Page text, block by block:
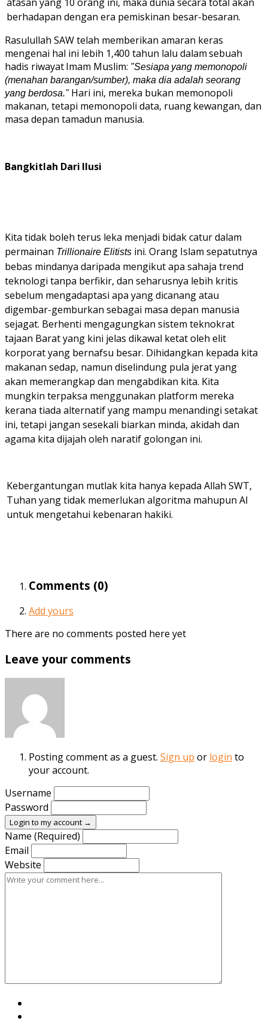
berhadapan dengan era pemiskinan besar-besaran.
Rasulullah SAW telah memberikan amaran keras
mengenai hal ini lebih 1,400 tahun lalu dalamsebuah
hadis riwayatImam Muslim: "Sesiapa yang memonopoli
(menahan barangan/sumber), maka dia adalah seorang
yang berdosa." Hari ini, mereka bukan memonopoli
makanan, tetapi memonopoli data, ruangkewangan, dan
masa depan tamadun manusia.
Bangkitlah Dari Ilusi
Kita tidak boleh terus leka menjadi bidak catur dalam
permainan Trillionaire Elitists ini. Orang Islam sepatutnya
bebas mindanya daripada mengikut apa sahaja trend
teknologi tanpa berfikir, dan seharusnya lebih kritis
sebelum mengadaptasi apa yang dicanang atau
digembar-gemburkan sebagai masa depan manusia
sejagat. Berhenti mengagungkan sistem teknokrat
tajaan Barat yang kini jelas dikawal ketat oleh elit
korporat yang bernafsu besar. Dihidangkan kepada kita
makanan sedap, namun diselindung pula jerat yang
akan memerangkap dan mengabdikan kita. Kita
mungkin terpaksa menggunakan platform mereka
kerana tiada alternatif yang mampu menandingi setakat
ini, tetapi jangan sesekali biarkan minda, akidah dan
agama kita dijajah oleh naratif golongan ini.
Kebergantungan mutlak kita hanya kepada Allah SWT,
Tuhan yang tidak memerlukan algoritma mahupun AI
untuk mengetahui kebenaran hakiki.
Comments (0)
Add yours
There are no comments posted here yet
Leave your comments
Posting comment as a guest. Sign up or login to
your account.
Username
Password
Login to my account →
Name (Required)
Email
Website